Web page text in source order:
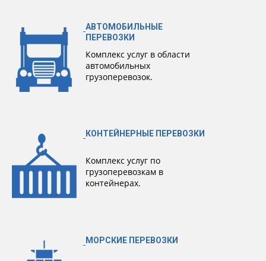
АВТОМОБИЛЬНЫЕ
ПЕРЕВОЗКИ
Комплекс услуг в области
автомобильных
грузоперевозок.
КОНТЕЙНЕРНЫЕ ПЕРЕВОЗКИ
Комплекс услуг по
грузоперевозкам в
контейнерах.
МОРСКИЕ ПЕРЕВОЗКИ